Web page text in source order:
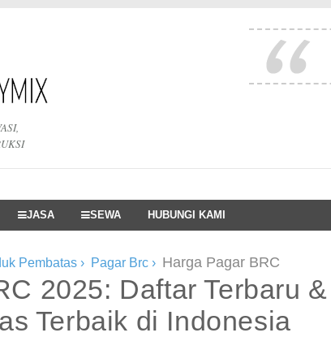
JASA SEWA HUBUNGI KAMI
Pembatas › Pagar Brc › Harga Pagar BRC
2025: Daftar Terbaru &
Terbaik di Indonesia